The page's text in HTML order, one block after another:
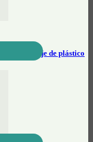
de reciclaje de plástico